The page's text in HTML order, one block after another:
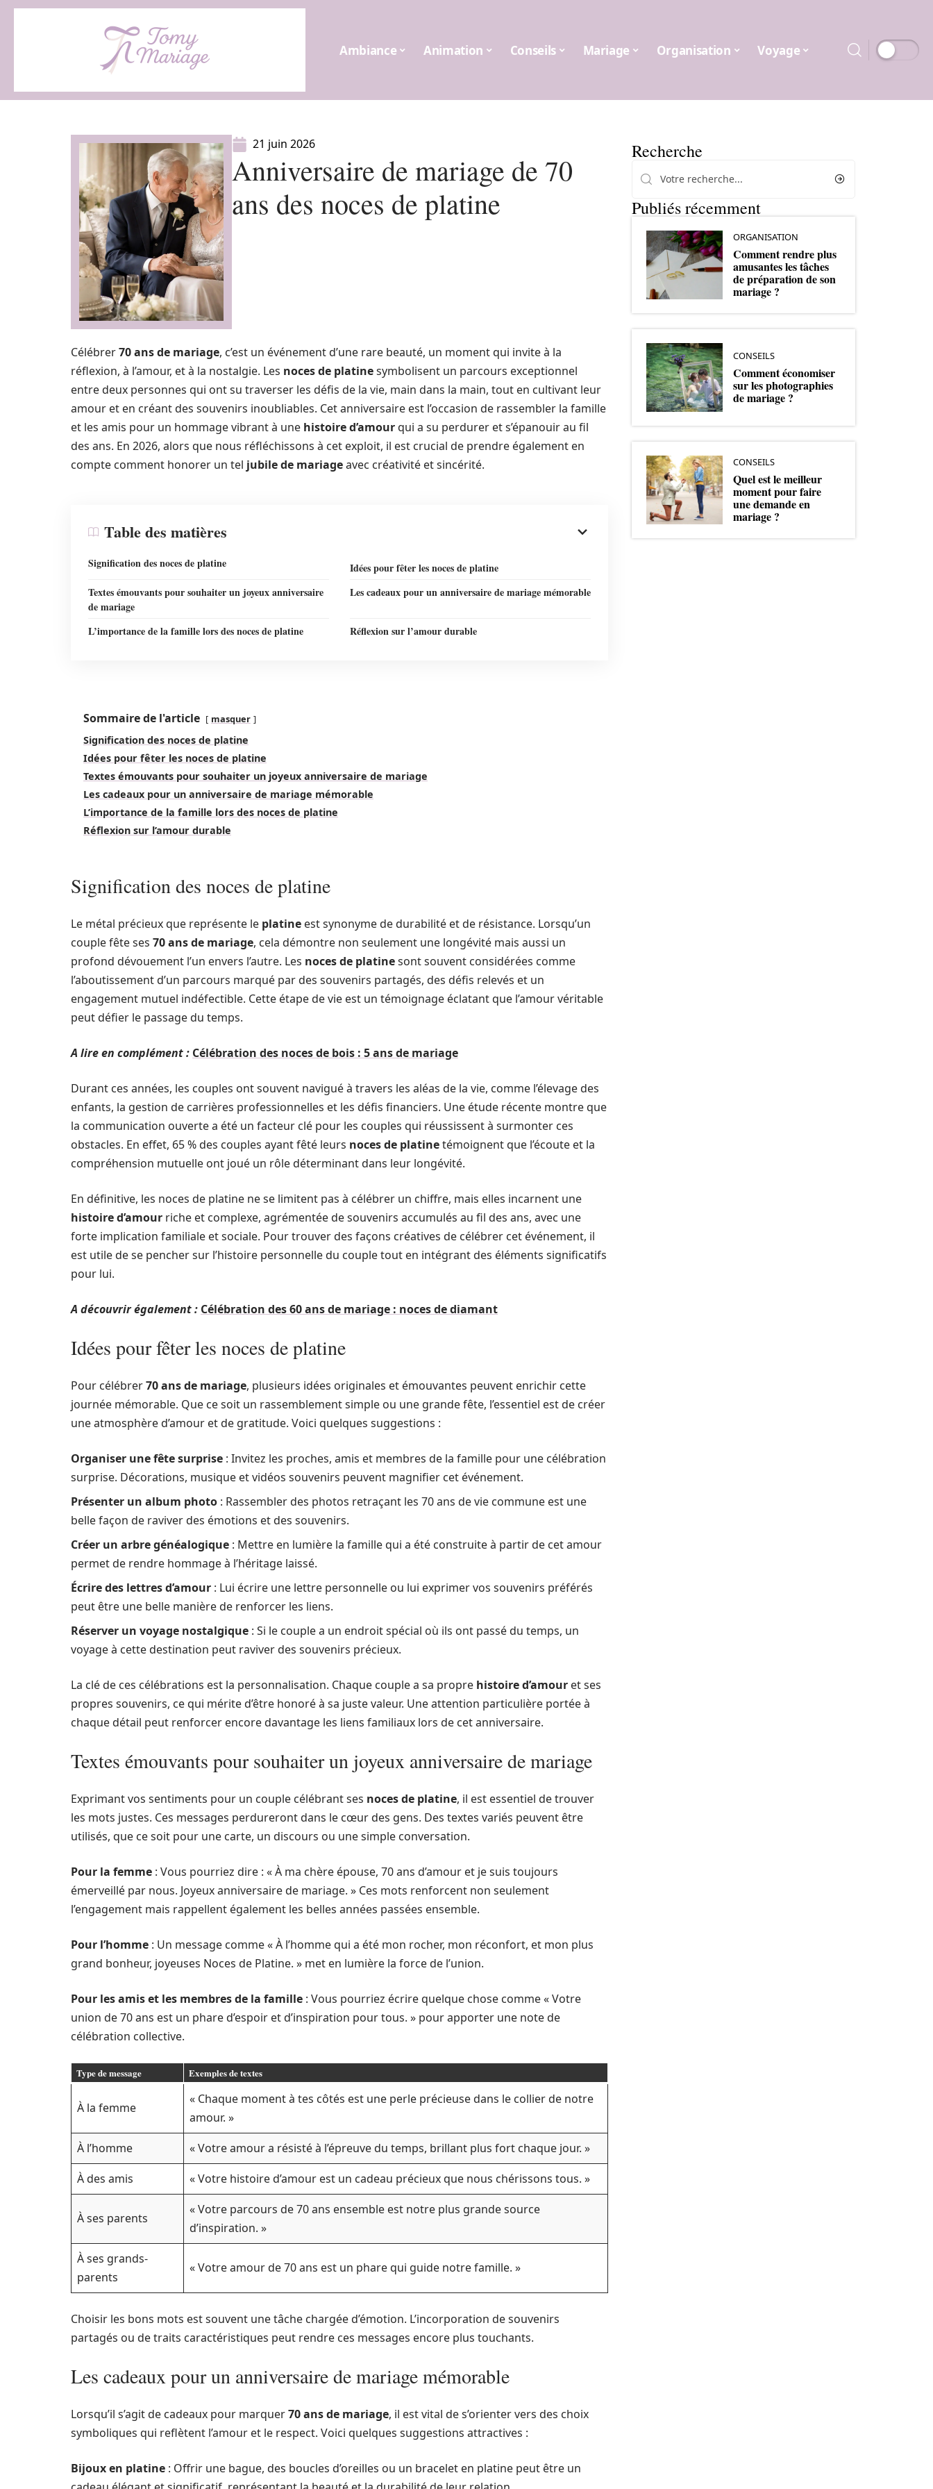
Ambiance Animation Conseils Mariage Organisation Voyage
21 juin 2026
Anniversaire de mariage de 70
ans des noces de platine
Célébrer70 ans de mariage, c’est un événement d’une rare beauté, un moment qui invite à la
réflexion, à l’amour, et à la nostalgie. Les noces de platinesymbolisent un parcours exceptionnel
entre deux personnes qui ont su traverser les défis de la vie, main dans la main, tout en cultivant leur
amour et en créant des souvenirs inoubliables. Cet anniversaire est l’occasion de rassembler la famille
et les amis pour un hommage vibrant à une histoire d’amourqui a su perdurer et s’épanouir au fil
des ans. En 2026, alors que nous réfléchissons à cet exploit, il est crucial de prendre également en
compte comment honorer un tel jubile de mariageavec créativité et sincérité.
Table des matières
Signification des noces de platine
Idées pour fêter les noces de platine
Textes émouvants pour souhaiter un joyeux anniversaire
de mariage
Les cadeaux pour un anniversaire de mariage mémorable
L’importance de la famille lors des noces de platine Réflexion sur l’amour durable
Sommaire de l'article masquer
Signification des noces de platine
Idées pour fêter les noces de platine
Textes émouvants pour souhaiter un joyeux anniversaire de mariage
Les cadeaux pour un anniversaire de mariage mémorable
L’importance de la famille lors des noces de platine
Réflexion sur l’amour durable
Signification des noces de platine
Le métal précieux que représente le platine est synonyme de durabilité et de résistance. Lorsqu’un
couple fête ses 70 ans de mariage, cela démontre non seulement une longévité mais aussi un
profond dévouement l’un envers l’autre. Les noces de platinesont souvent considérées comme
l’aboutissement d’un parcours marqué par des souvenirs partagés, des défis relevés et un
engagement mutuel indéfectible. Cette étape de vie est un témoignage éclatant que l’amour véritable
peut défier le passage du temps.
A lire en complément : Célébration des noces de bois : 5 ans de mariage
Durant ces années, les couples ont souvent navigué à travers les aléas de la vie, comme l’élevage des
enfants, la gestion de carrières professionnelles et les défis financiers. Une étude récente montre que
la communication ouverte a été un facteur clé pour les couples qui réussissent à surmonter ces
obstacles. En effet, 65 % des couples ayant fêté leurs noces de platinetémoignent que l’écoute et la
compréhension mutuelle ont joué un rôle déterminant dans leur longévité.
En définitive, les noces de platine ne se limitent pas à célébrer un chiffre, mais elles incarnent une
histoire d’amour riche et complexe, agrémentée de souvenirs accumulés au fil des ans, avec une
forte implication familiale et sociale. Pour trouver des façons créatives de célébrer cet événement, il
est utile de se pencher sur l’histoire personnelle du couple tout en intégrant des éléments significatifs
pour lui.
A découvrir également : Célébration des 60 ans de mariage : noces de diamant
Idées pour fêter les noces de platine
Pour célébrer70 ans de mariage, plusieurs idées originales et émouvantes peuvent enrichir cette
journée mémorable. Que ce soit un rassemblement simple ou une grande fête, l’essentiel est de créer
une atmosphère d’amour et de gratitude. Voici quelques suggestions :
Organiser une fête surprise : Invitez les proches, amis et membres de la famille pour une célébration
surprise. Décorations, musique et vidéos souvenirs peuvent magnifier cet événement.
Présenter un album photo : Rassembler des photos retraçant les 70 ans de vie commune est une
belle façon de raviver des émotions et des souvenirs.
Créer un arbre généalogique : Mettre en lumière la famille qui a été construite à partir de cet amour
permet de rendre hommage à l’héritage laissé.
Écrire des lettres d’amour : Lui écrire une lettre personnelle ou lui exprimer vos souvenirs préférés
peut être une belle manière de renforcer les liens.
Réserver un voyage nostalgique : Si le couple a un endroit spécial où ils ont passé du temps, un
voyage à cette destination peut raviver des souvenirs précieux.
La clé de ces célébrations est la personnalisation. Chaque couple a sa propre histoire d’amour et ses
propres souvenirs, ce qui mérite d’être honoré à sa juste valeur. Une attention particulière portée à
chaque détail peut renforcer encore davantage les liens familiaux lors de cet anniversaire.
Textes émouvants pour souhaiter un joyeux anniversaire de mariage
Exprimant vos sentiments pour un couple célébrant ses noces de platine, il est essentiel de trouver
les mots justes. Ces messages perdureront dans le cœur des gens. Des textes variés peuvent être
utilisés, que ce soit pour une carte, un discours ou une simple conversation.
Pour la femme : Vous pourriez dire : « À ma chère épouse, 70 ans d’amour et je suis toujours
émerveillé par nous. Joyeux anniversaire de mariage. » Ces mots renforcent non seulement
l’engagement mais rappellent également les belles années passées ensemble.
Pour l’homme : Un message comme « À l’homme qui a été mon rocher, mon réconfort, et mon plus
grand bonheur, joyeuses Noces de Platine. » met en lumière la force de l’union.
Pour les amis et les membres de la famille : Vous pourriez écrire quelque chose comme « Votre
union de 70 ans est un phare d’espoir et d’inspiration pour tous. » pour apporter une note de
célébration collective.
Type de message Exemples de textes
À la femme
« Chaque moment à tes côtés est une perle précieuse dans le collier de notre
amour. »
À l’homme
« Votre amour a résisté à l’épreuve du temps, brillant plus fort chaque jour. »
À des amis
« Votre histoire d’amour est un cadeau précieux que nous chérissons tous. »
À ses parents
« Votre parcours de 70 ans ensemble est notre plus grande source
d’inspiration. »
À ses grands-
parents
« Votre amour de 70 ans est un phare qui guide notre famille. »
Choisir les bons mots est souvent une tâche chargée d’émotion. L’incorporation de souvenirs
partagés ou de traits caractéristiques peut rendre ces messages encore plus touchants.
Les cadeaux pour un anniversaire de mariage mémorable
Lorsqu’il s’agit de cadeaux pour marquer70 ans de mariage, il est vital de s’orienter vers des choix
symboliques qui reflètent l’amour et le respect. Voici quelques suggestions attractives :
Bijoux en platine : Offrir une bague, des boucles d’oreilles ou un bracelet en platine peut être un
Recherche
Publiés récemment
ORGANISATION
Comment rendre plus
amusantes les tâches
de préparation de son
mariage ?
CONSEILS
Comment économiser
sur les photographies
de mariage ?
CONSEILS
Quel est le meilleur
moment pour faire
une demande en
mariage ?